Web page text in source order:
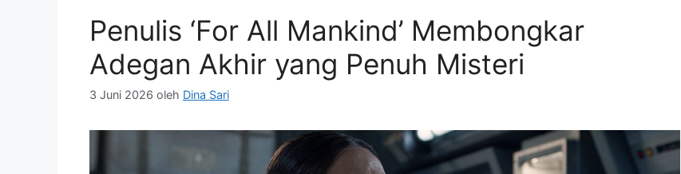
Penulis ‘For All Mankind’ Membongkar
Adegan Akhir yang Penuh Misteri
3 Juni 2026 oleh Dina Sari